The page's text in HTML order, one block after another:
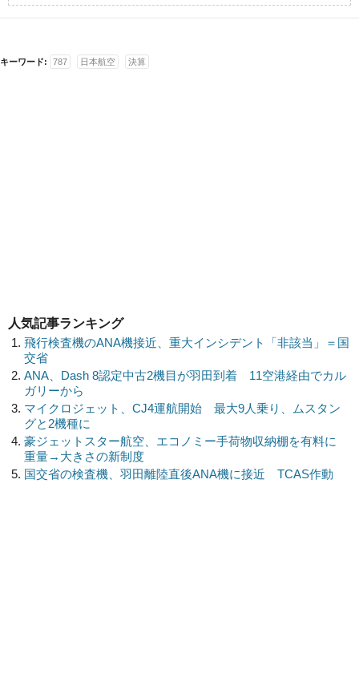
キーワード: 787 日本航空 決算
人気記事ランキング
飛行検査機のANA機接近、重大インシデント「非該当」＝国
交省
ANA、Dash 8認定中古2機目が羽田到着 11空港経由でカル
ガリーから
マイクロジェット、CJ4運航開始 最大9人乗り、ムスタン
グと2機種に
豪ジェットスター航空、エコノミー手荷物収納棚を有料に
重量→大きさの新制度
国交省の検査機、羽田離陸直後ANA機に接近 TCAS作動